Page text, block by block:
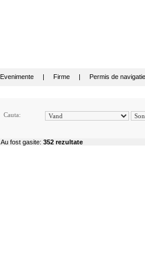
Evenimente | Firme | Permis de navigatie
Cauta:
Au fost gasite: 352 rezultate